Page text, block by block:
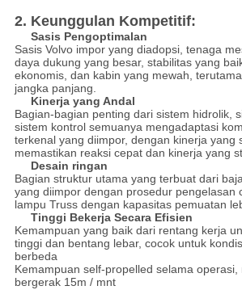
2. Keunggulan Kompetitif:
Sasis Pengoptimalan
Sasis Volvo impor yang diadopsi, tenaga
daya dukung yang besar, stabilitas yang
ekonomis, dan kabin yang mewah,
jangka panjang.
Kinerja yang Andal
Bagian-bagian penting dari sistem hidrolik,
sistem kontrol semuanya mengadaptasi
terkenal yang diimpor, dengan kinerja yang
memastikan reaksi cepat dan kinerja yang
Desain ringan
Bagian struktur utama yang terbuat dari
yang diimpor dengan prosedur pengelasan
lampu Truss dengan kapasitas pemuatan
Tinggi Bekerja Secara Efisien
Kemampuan yang baik dari rentang kerja
tinggi dan bentang lebar, cocok untuk
berbeda
Kemampuan self-propelled selama operasi,
bergerak 15m / mnt